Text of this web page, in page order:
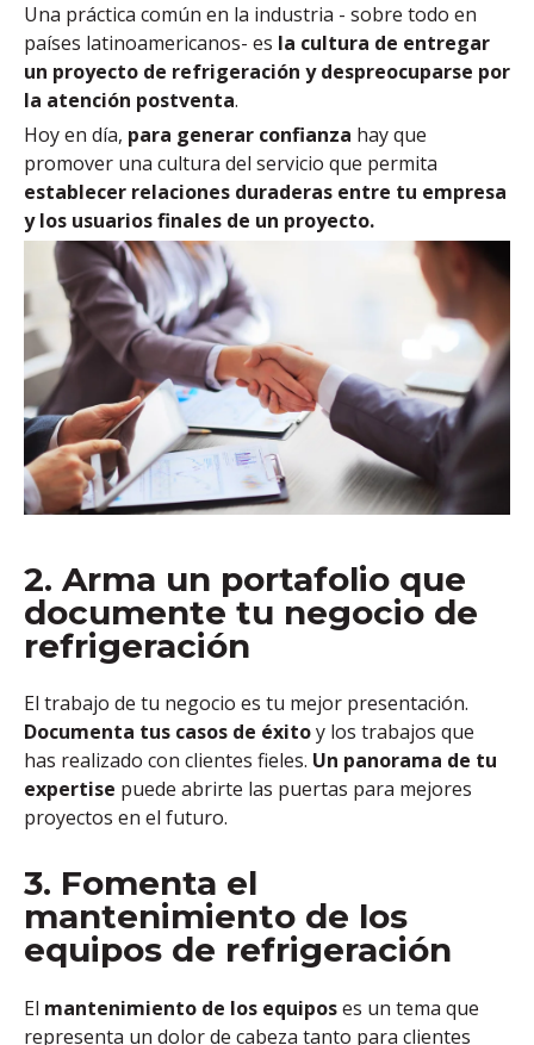
Una práctica común en la industria - sobre todo en
países latinoamericanos- es la cultura de entregar
un proyecto de refrigeración y despreocuparse por
la atención postventa.
Hoy en día, para generar confianza hay que
promover una cultura del servicio que permita
establecer relaciones duraderas entre tu empresa
y los usuarios finales de un proyecto.
2. Arma un portafolio que
documente tu negocio de
refrigeración
El trabajo de tu negocio es tu mejor presentación.
Documenta tus casos de éxitoy los trabajos que
has realizado con clientes fieles. Un panorama de tu
expertise puede abrirte las puertas para mejores
proyectos en el futuro.
3. Fomenta el
mantenimiento de los
equipos de refrigeración
El mantenimiento de los equiposes un tema que
representa un dolor de cabeza tanto para clientes